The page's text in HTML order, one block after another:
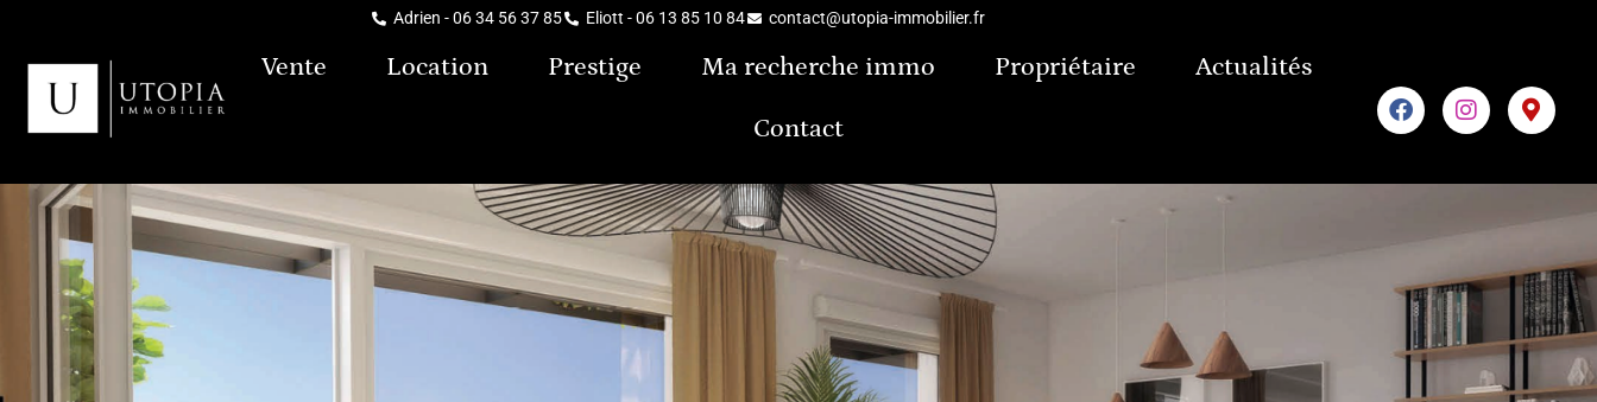
Adrien - 06 34 56 37 85 Eliott - 06 13 85 10 84 contact@utopia-immobilier.fr
Vente Location Prestige Ma recherche immo Propriétaire Actualités
Contact